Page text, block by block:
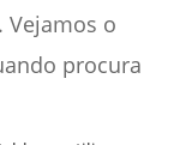
Vejamos o
procura